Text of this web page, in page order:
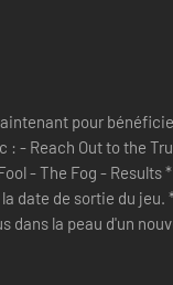
pour
-
de précommande exclusif n'est
date de sortie du